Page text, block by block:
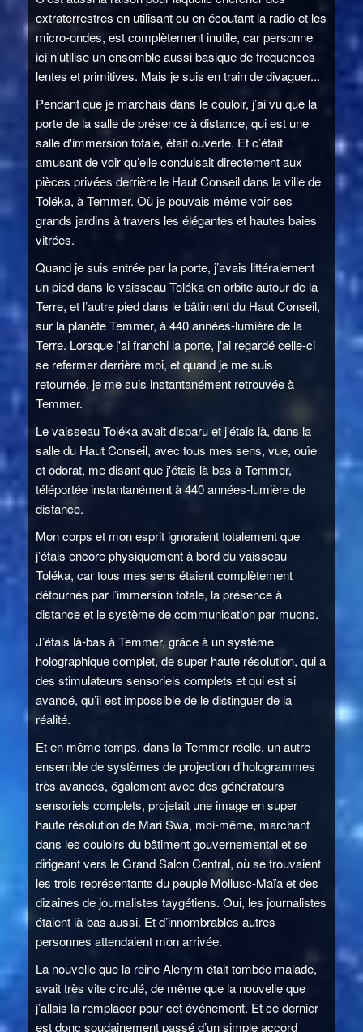
extraterrestres en utilisant ou en écoutant la radio et les
micro-ondes, est complètement inutile, car personne
ici n’utilise un ensemble aussi basique de fréquences
lentes et primitives. Mais je suis en train de divaguer...
Pendant que je marchais dans le couloir, j’ai vu que la
porte de la salle de présence à distance, qui est une
salle d'immersion totale, était ouverte. Et c’était
amusant de voir qu’elle conduisait directement aux
pièces privées derrière le Haut Conseil dans la ville de
Toléka, à Temmer. Où je pouvais même voir ses
grands jardins à travers les élégantes et hautes baies
vitrées.
Quand je suis entrée par la porte, j’avais littéralement
un pied dans le vaisseau Toléka en orbite autour de la
Terre, et l’autre pied dans le bâtiment du Haut Conseil,
sur la planète Temmer, à 440 années-lumière de la
Terre. Lorsque j'ai franchi la porte, j'ai regardé celle-ci
se refermer derrière moi, et quand je me suis
retournée, je me suis instantanément retrouvée à
Temmer.
Le vaisseau Toléka avait disparu et j’étais là, dans la
salle du Haut Conseil, avec tous mes sens, vue, ouïe
et odorat, me disant que j'étais là-bas à Temmer,
téléportée instantanément à 440 années-lumière de
distance.
Mon corps et mon esprit ignoraient totalement que
j’étais encore physiquement à bord du vaisseau
Toléka, car tous mes sens étaient complètement
détournés par l’immersion totale, la présence à
distance et le système de communication par muons.
J’étais là-bas à Temmer, grâce à un système
holographique complet, de super haute résolution, qui a
des stimulateurs sensoriels complets et qui est si
avancé, qu’il est impossible de le distinguer de la
réalité.
Et en même temps, dans la Temmer réelle, un autre
ensemble de systèmes de projection d’hologrammes
très avancés, également avec des générateurs
sensoriels complets, projetait une image en super
haute résolution de Mari Swa, moi-même, marchant
dans les couloirs du bâtiment gouvernemental et se
dirigeant vers le Grand Salon Central, où se trouvaient
les trois représentants du peuple Mollusc-Maïa et des
dizaines de journalistes taygétiens. Oui, les journalistes
étaient là-bas aussi. Et d’innombrables autres
personnes attendaient mon arrivée.
La nouvelle que la reine Alenym était tombée malade,
avait très vite circulé, de même que la nouvelle que
j’allais la remplacer pour cet événement. Et ce dernier
est donc soudainement passé d’un simple accord